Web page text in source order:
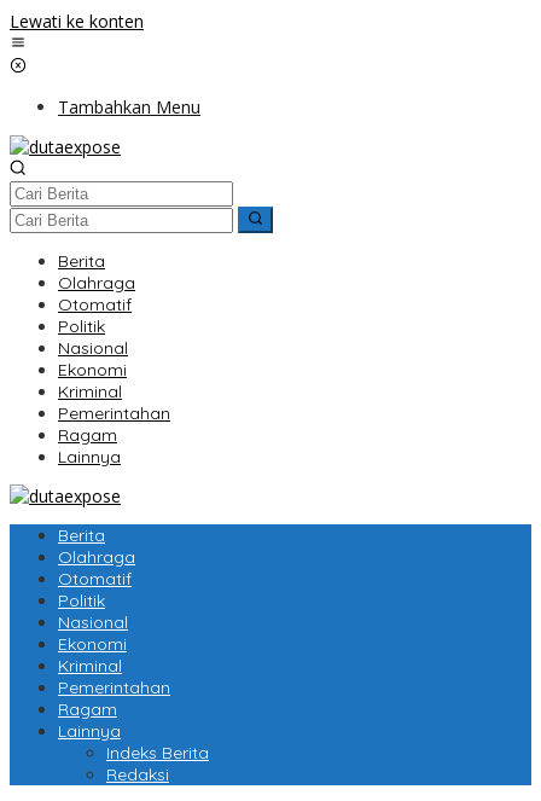
Lewati ke konten
Tambahkan Menu
Berita
Olahraga
Otomatif
Politik
Nasional
Ekonomi
Kriminal
Pemerintahan
Ragam
Lainnya
Berita
Olahraga
Otomatif
Politik
Nasional
Ekonomi
Kriminal
Pemerintahan
Ragam
Lainnya
Indeks Berita
Redaksi